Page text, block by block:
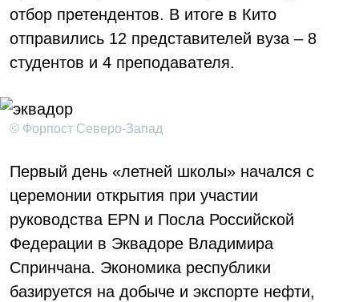
отбор претендентов. В итоге в Кито
отправились 12 представителей вуза – 8
студентов и 4 преподавателя.
© Форпост Северо-Запад
Первый день «летней школы» начался с
церемонии открытия при участии
руководства EPN и Посла Российской
Федерации в Эквадоре Владимира
Спринчана. Экономика республики
базируется на добыче и экспорте нефти,